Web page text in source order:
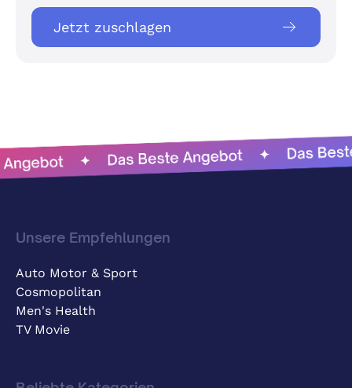
Jetzt zuschlagen
Unsere Empfehlungen
Auto Motor & Sport
Cosmopolitan
Men's Health
TV Movie